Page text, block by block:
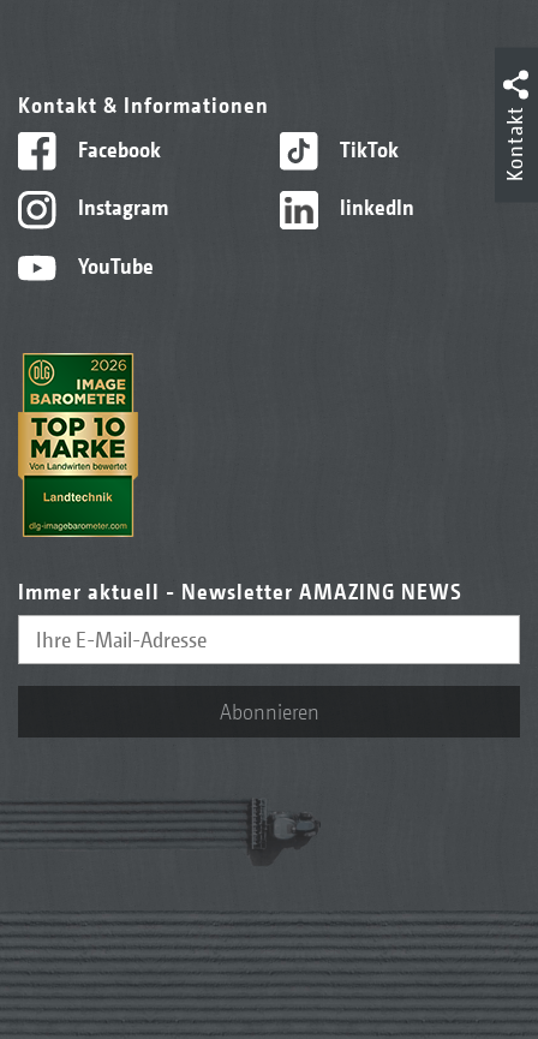
Kontakt & Informationen
Facebook
Instagram
YouTube
TikTok
linkedIn
Immer aktuell - Newsletter AMAZING NEWS
Abonnieren
Kontakt